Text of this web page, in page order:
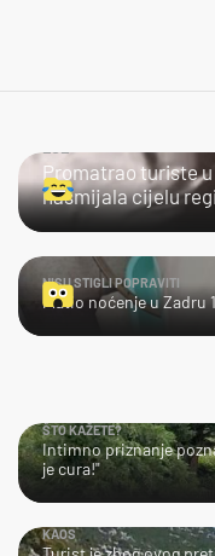
Promatrao turiste
nasmijala cijelu
NISU STIGLI POPRAVITI
Platio noćenje u Zadru
ŠTO KAŽETE?
Intimno priznanje
je cura!"
KAOS